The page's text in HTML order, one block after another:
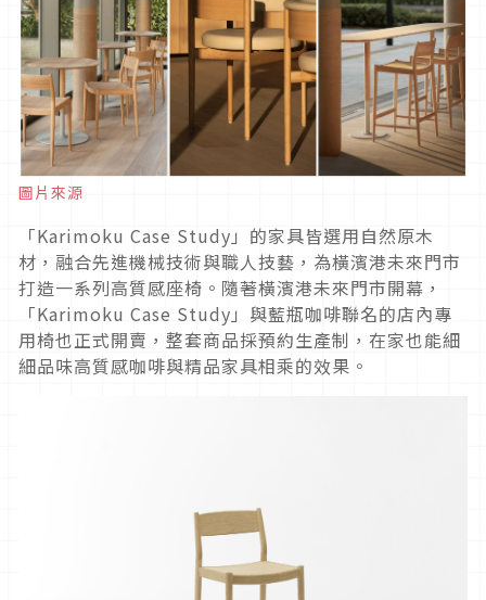
圖片來源
「Karimoku Case Study」的家具皆選用自然原木
材，融合先進機械技術與職人技藝，為橫濱港未來門市
打造一系列高質感座椅。隨著橫濱港未來門市開幕，
「Karimoku Case Study」與藍瓶咖啡聯名的店內專
用椅也正式開賣，整套商品採預約生產制，在家也能細
細品味高質感咖啡與精品家具相乘的效果。